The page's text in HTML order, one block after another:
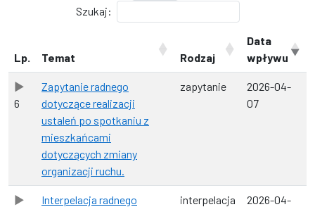
Szukaj:
Lp. Temat Rodzaj
Data
wpływu
6
Zapytanie radnego
dotyczące realizacji
ustaleń po spotkaniu z
mieszkańcami
dotyczących zmiany
organizacji ruchu.
zapytanie
2026-04-
07
Interpelacja radnego
interpelacja
2026-04-